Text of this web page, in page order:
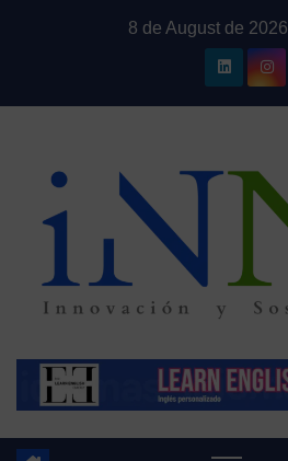
8 de August de 2026